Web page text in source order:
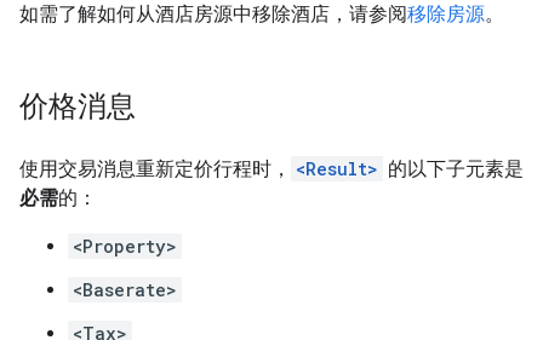
如需了解如何从酒店房源中移除酒店，请参阅移除房源。
价格消息
使用交易消息重新定价行程时， <Result> 的以下子元素是
必需的：
<Property>
<Baserate>
<Tax>